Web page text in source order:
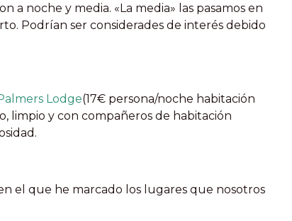
a noche y media. «La media» las pasamos en
Podrían ser considerades de interés debido
Lodge(17€ persona/noche habitación
limpio y con compañeros de habitación
el que he marcado los lugares que nosotros